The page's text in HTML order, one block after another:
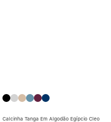
Calcinha Tanga Em Algodão Egípcio Cleo